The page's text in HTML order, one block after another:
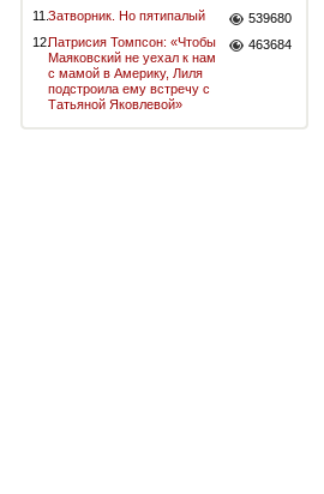
11.Затворник. Но пятипалый
539680
12.Патрисия Томпсон: «Чтобы
Маяковский не уехал к нам
с мамой в Америку, Лиля
подстроила ему встречу с
Татьяной Яковлевой»
463684